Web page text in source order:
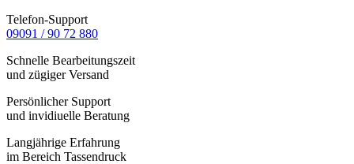
Telefon-Support
09091 / 90 72 880
Schnelle Bearbeitungszeit
und zügiger Versand
Persönlicher Support
und invidiuelle Beratung
Langjährige Erfahrung
im Bereich Tassendruck